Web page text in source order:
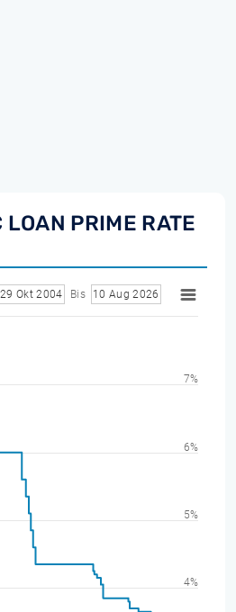
LOAN PRIME RATE
29 Okt 2004 Bis 10 Aug 2026
4%
5%
6%
7%